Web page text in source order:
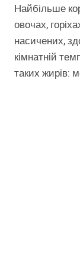
Найбільше
овочах,
насичених,
кімнатній
таких жирів: